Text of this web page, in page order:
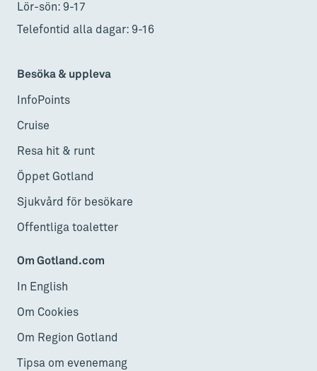
Lör-sön: 9-17
Telefontid alla dagar: 9-16
Besöka & uppleva
InfoPoints
Cruise
Resa hit & runt
Öppet Gotland
Sjukvård för besökare
Offentliga toaletter
Om Gotland.com
In English
Om Cookies
Om Region Gotland
Tipsa om evenemang